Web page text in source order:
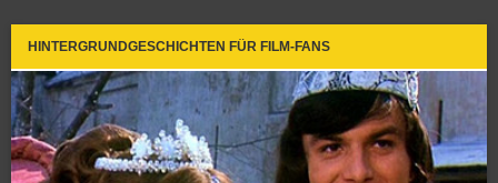
HINTERGRUNDGESCHICHTEN FÜR FILM-FANS